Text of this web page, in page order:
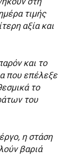
τιμής
αξία και
και το
που επέλεξε
το
του
η στάση
βαριά